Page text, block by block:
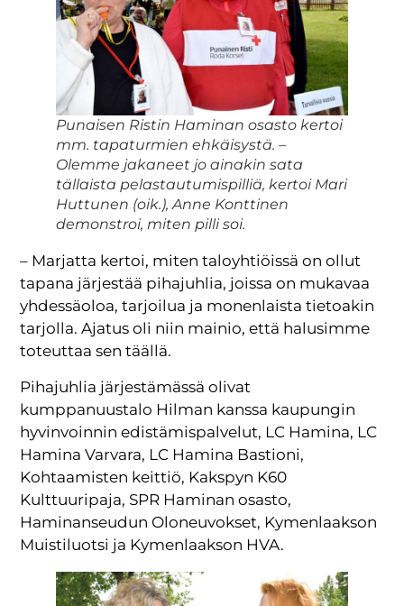
Punaisen Ristin Haminan osasto kertoi
mm. tapaturmien ehkäisystä. –
Olemme jakaneet jo ainakin sata
tällaista pelastautumispilliä, kertoi Mari
Huttunen (oik.), Anne Konttinen
demonstroi, miten pilli soi.
– Marjatta kertoi, miten taloyhtiöissä on ollut
tapana järjestää pihajuhlia, joissa on mukavaa
yhdessäoloa, tarjoilua ja monenlaista tietoakin
tarjolla. Ajatus oli niin mainio, että halusimme
toteuttaa sen täällä.
Pihajuhlia järjestämässä olivat
kumppanuustalo Hilman kanssa kaupungin
hyvinvoinnin edistämispalvelut, LC Hamina, LC
Hamina Varvara, LC Hamina Bastioni,
Kohtaamisten keittiö, Kakspyn K60
Kulttuuripaja, SPR Haminan osasto,
Haminanseudun Oloneuvokset, Kymenlaakson
Muistiluotsi ja Kymenlaakson HVA.